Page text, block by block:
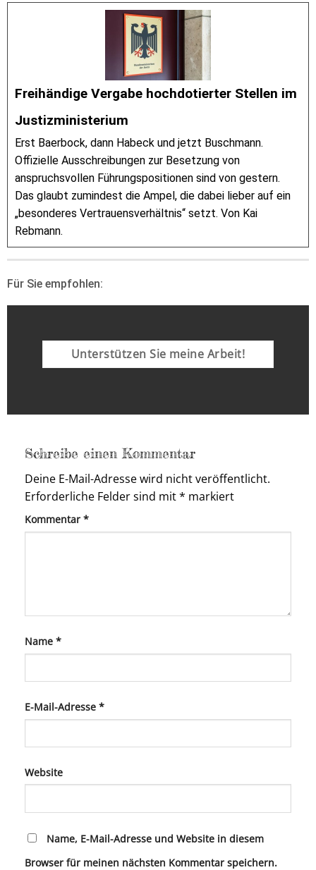
Freihändige Vergabe hochdotierter Stellen im
Justizministerium
Erst Baerbock, dann Habeck und jetzt Buschmann.
Offizielle Ausschreibungen zur Besetzung von
anspruchsvollen Führungspositionen sind von gestern.
Das glaubt zumindest die Ampel, die dabei lieber auf ein
„besonderes Vertrauensverhältnis“ setzt. Von Kai
Rebmann.
Für Sie empfohlen:
Unterstützen Sie meine Arbeit!
Schreibe einen Kommentar
Deine E-Mail-Adresse wird nicht veröffentlicht.
Erforderliche Felder sind mit* markiert
Kommentar *
Name *
E-Mail-Adresse *
Website
Name, E-Mail-Adresse und Website in diesem
Browser für meinen nächsten Kommentar speichern.